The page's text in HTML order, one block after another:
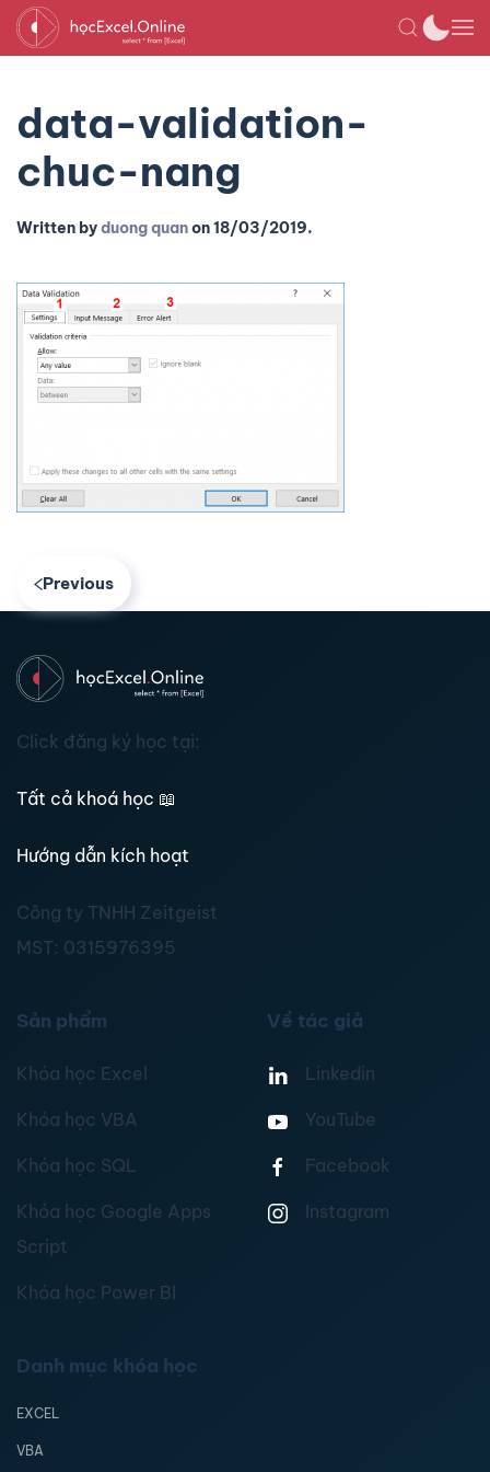
data-validation-
chuc-nang
Written byduong quanon18/03/2019.
Previous
Click đăng ký học tại:
Tất cả khoá học 📖
Hướng dẫn kích hoạt
Công ty TNHH Zeitgeist
MST: 0315976395
Sản phẩm
Khóa học Excel
Khóa học VBA
Khóa học SQL
Khóa học Google Apps
Script
Khóa học Power BI
Về tác giả
Linkedin
YouTube
Facebook
Instagram
Danh mục khóa học
EXCEL
VBA